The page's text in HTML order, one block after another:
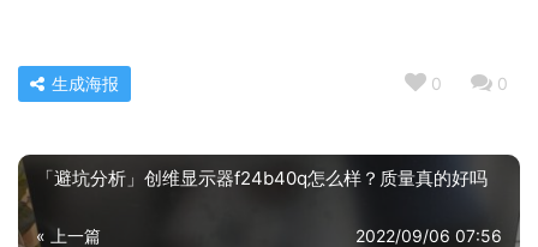
0 0
生成海报
「避坑分析」创维显示器f24b40q怎么样？质量真的好吗
« 上一篇 2022/09/06 07:56